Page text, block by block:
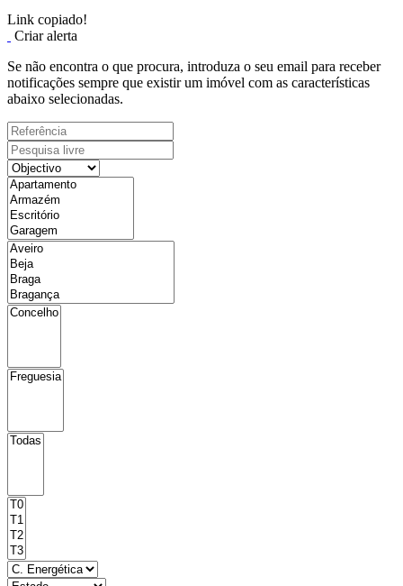
Link copiado!
Criar alerta
Se não encontra o que procura, introduza o seu email para receber
notificações sempre que existir um imóvel com as características
abaixo selecionadas.